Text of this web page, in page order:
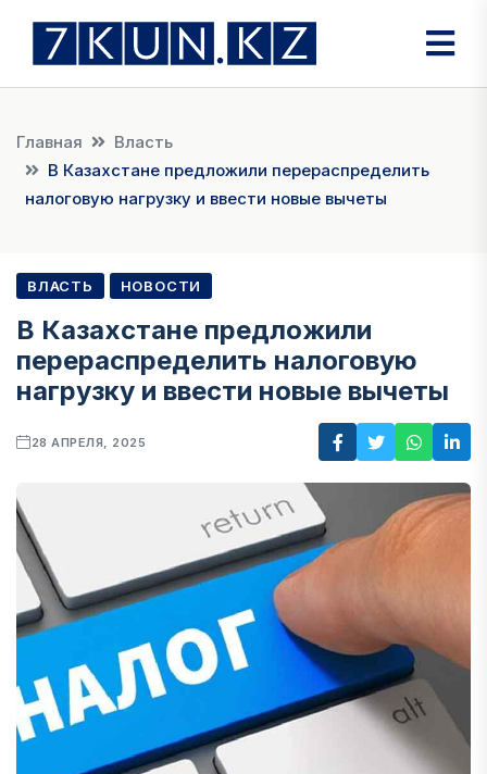
Главная
Власть
В Казахстане предложили перераспределить
налоговую нагрузку и ввести новые вычеты
ВЛАСТЬ НОВОСТИ
В Казахстане предложили
перераспределить налоговую
нагрузку и ввести новые вычеты
28 АПРЕЛЯ, 2025